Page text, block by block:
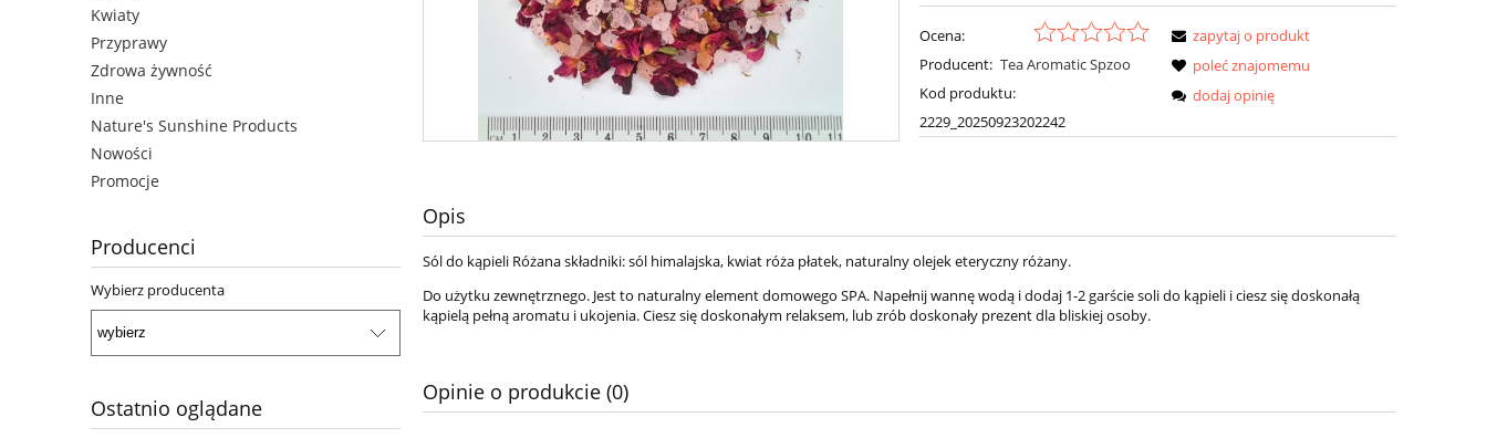
Kwiaty
Przyprawy
Zdrowa żywność
Inne
Nature's Sunshine Products
Nowości
Promocje
Producenci
Wybierz producenta
Ostatnio oglądane
Ocena:
Producent: Tea Aromatic Spzoo
Kod produktu:
2229_20250923202242
zapytaj o produkt
poleć znajomemu
dodaj opinię
Opis
Sól do kąpieli Różana składniki: sól himalajska, kwiat róża płatek, naturalny olejek eteryczny różany.
Do użytku zewnętrznego. Jest to naturalny element domowego SPA. Napełnij wannę wodą i dodaj 1-2 garście soli do kąpieli i ciesz się doskonałą
kąpielą pełną aromatu i ukojenia. Ciesz się doskonałym relaksem, lub zrób doskonały prezent dla bliskiej osoby.
Opinie o produkcie (0)